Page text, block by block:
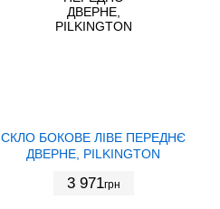
СКЛО БОКОВЕ ЛІВЕ ПЕРЕДНЄ
ДВЕРНЕ, PILKINGTON
3 971грн